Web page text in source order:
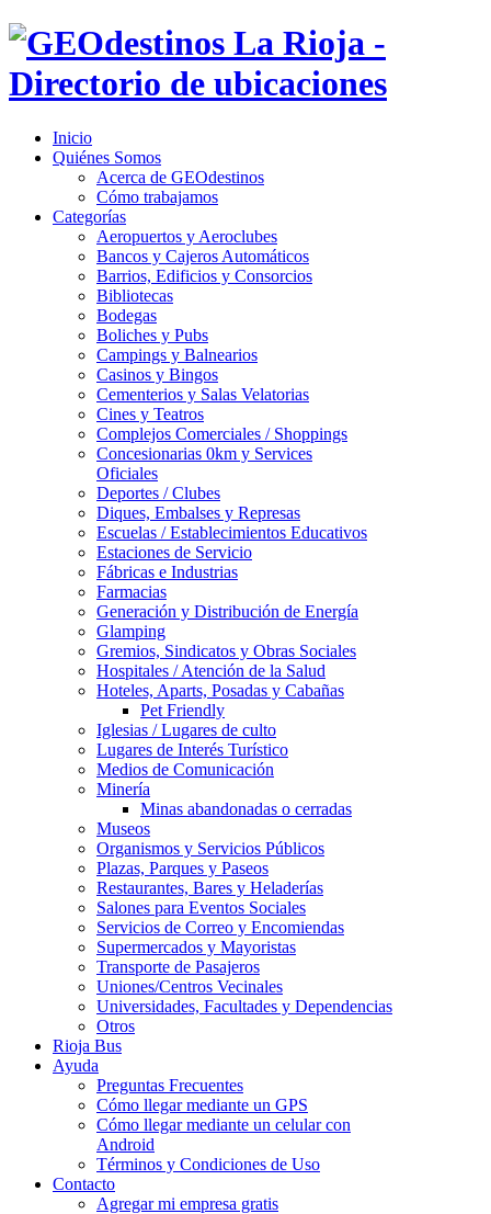
Inicio
Quiénes Somos
Acerca de GEOdestinos
Cómo trabajamos
Categorías
Aeropuertos y Aeroclubes
Bancos y Cajeros Automáticos
Barrios, Edificios y Consorcios
Bibliotecas
Bodegas
Boliches y Pubs
Campings y Balnearios
Casinos y Bingos
Cementerios y Salas Velatorias
Cines y Teatros
Complejos Comerciales / Shoppings
Concesionarias 0km y Services
Oficiales
Deportes / Clubes
Diques, Embalses y Represas
Escuelas / Establecimientos Educativos
Estaciones de Servicio
Fábricas e Industrias
Farmacias
Generación y Distribución de Energía
Glamping
Gremios, Sindicatos y Obras Sociales
Hospitales / Atención de la Salud
Hoteles, Aparts, Posadas y Cabañas
Pet Friendly
Iglesias / Lugares de culto
Lugares de Interés Turístico
Medios de Comunicación
Minería
Minas abandonadas o cerradas
Museos
Organismos y Servicios Públicos
Plazas, Parques y Paseos
Restaurantes, Bares y Heladerías
Salones para Eventos Sociales
Servicios de Correo y Encomiendas
Supermercados y Mayoristas
Transporte de Pasajeros
Uniones/Centros Vecinales
Universidades, Facultades y Dependencias
Otros
Rioja Bus
Ayuda
Preguntas Frecuentes
Cómo llegar mediante un GPS
Cómo llegar mediante un celular con
Android
Términos y Condiciones de Uso
Contacto
Agregar mi empresa gratis